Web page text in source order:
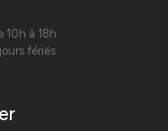
10h à 18h
fériés